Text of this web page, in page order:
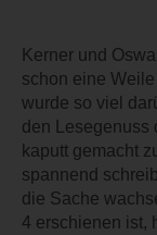
Kerner und
schon eine
wurde so viel
den Lesegenuss
kaputt gemacht
spannend
die Sache
4 erschienen ist,